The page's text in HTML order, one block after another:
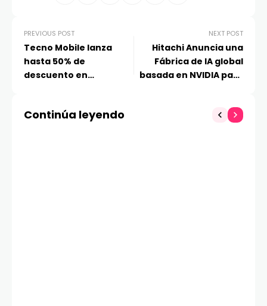
PREVIOUS POST
Tecno Mobile lanza
hasta 50% de
descuento en
NEXT POST
Hitachi Anuncia una
Fábrica de IA global
basada en NVIDIA para
Continúa leyendo